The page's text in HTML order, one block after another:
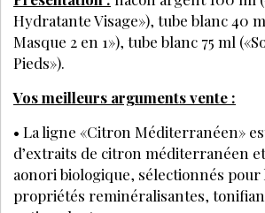
Hydratante Visage»), tube blanc 40
Masque 2 en 1»), tube blanc 75 ml
Pieds»).
Vos meilleurs arguments vente :
• La ligne «Citron Méditerranéen»
d’extraits de citron méditerranéen et
aonori biologique, sélectionnés pour
propriétés reminéralisantes,